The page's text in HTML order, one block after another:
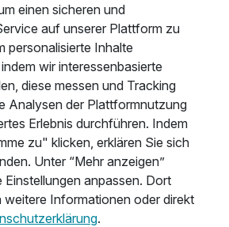
individuell gestaltet. So ergibt der
mit den ausgesuchten Accessoires
Qualität, Innovation und
Räume, die inspirieren.
Husumer Hafen liegt das SANDglow.
und stylish, modern
Sie das stilvolle Ambiente, die
Silber, Beige, Schwarz und reinem
in Bar und Lounge bei angesagten
einen sicheren und
auf unserer Plattform zu
personalisierte Inhalte
wir interessenbasierte
diese messen und Tracking
Analysen der Plattformnutzung
Erlebnis durchführen. Indem
zu" klicken, erklären Sie sich
Unter “Mehr anzeigen”
Einstellungen anpassen. Dort
weitere Informationen oder direkt
.